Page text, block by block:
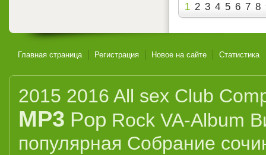
1 2 3 4 5 6 7 8
Главная страница Регистрация Новое на сайте Статистика
2015 2016 All sex Club
MP3 Pop Rock VA-Album
популярная Собрание